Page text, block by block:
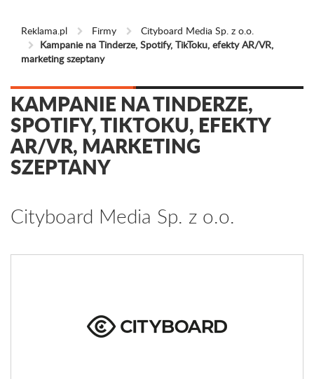
Reklama.pl Firmy
Cityboard Media Sp. z o.o.
Kampanie na Tinderze, Spotify, TikToku, efekty AR/VR,
marketing szeptany
KAMPANIE NA TINDERZE,
SPOTIFY, TIKTOKU, EFEKTY
AR/VR, MARKETING
SZEPTANY
Cityboard Media Sp. z o.o.